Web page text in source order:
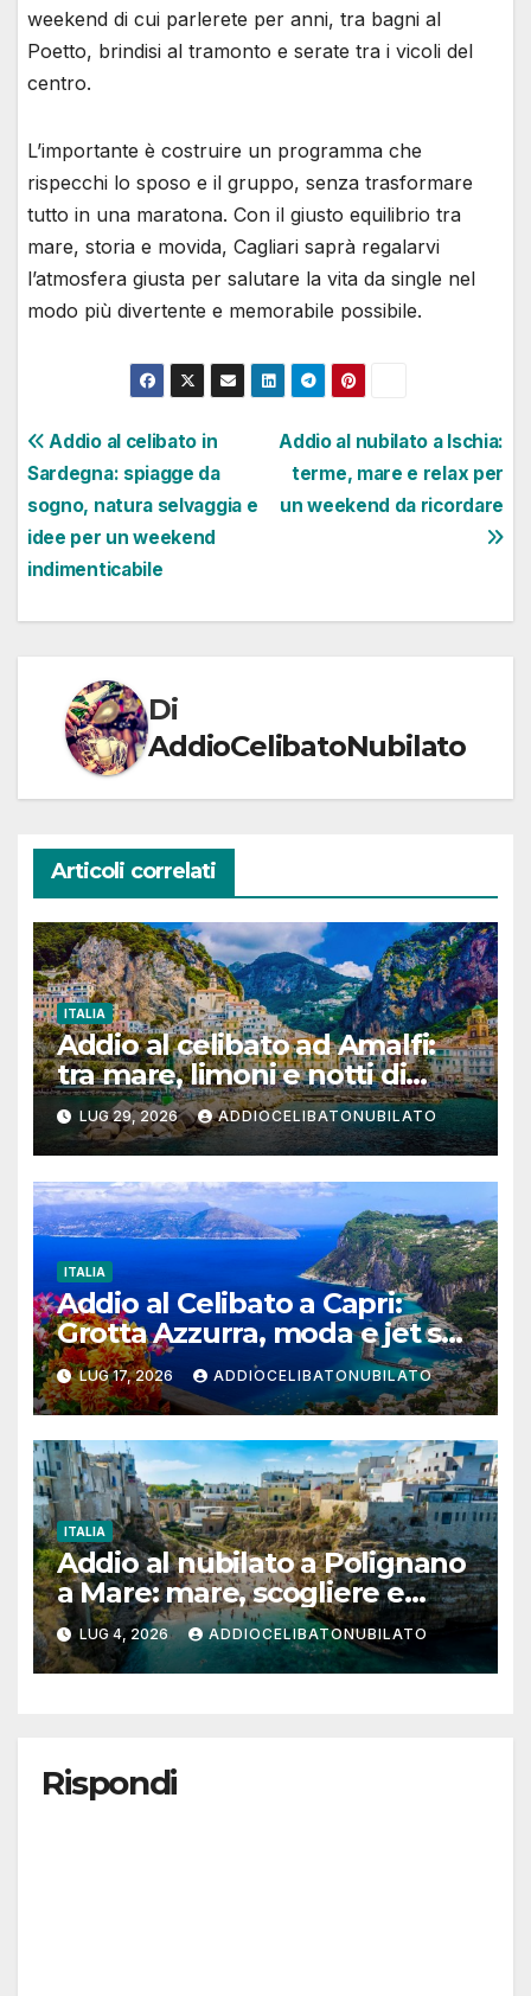
weekend di cui parlerete per anni, tra bagni al
Poetto, brindisi al tramonto e serate tra i vicoli del
centro.
L’importante è costruire un programma che
rispecchi lo sposo e il gruppo, senza trasformare
tutto in una maratona. Con il giusto equilibrio tra
mare, storia e movida, Cagliari saprà regalarvi
l’atmosfera giusta per salutare la vita da single nel
modo più divertente e memorabile possibile.
Navigazione
articoli
Addio al nubilato a Ischia:
terme, mare e relax per
un weekend da ricordare
Addio al celibato in
Sardegna: spiagge da
sogno, natura selvaggia e
idee per un weekend
indimenticabile
Di
AddioCelibatoNubilato
Articoli correlati
ITALIA
Addio al celibato ad Amalfi:
tra mare, limoni e notti di
festa in Costiera Amalfitana
LUG 29, 2026 ADDIOCELIBATONUBILATO
ITALIA
Addio al Celibato a Capri:
Grotta Azzurra, moda e jet set
per un weekend da ricordare
LUG 17, 2026 ADDIOCELIBATONUBILATO
ITALIA
Addio al nubilato a Polignano
a Mare: mare, scogliere e
poesia per un weekend tra
amiche
LUG 4, 2026 ADDIOCELIBATONUBILATO
Rispondi